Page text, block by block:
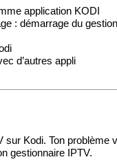
application KODI
: démarrage du
d’autres appli
sur Kodi. Ton
gestionnaire IPTV.